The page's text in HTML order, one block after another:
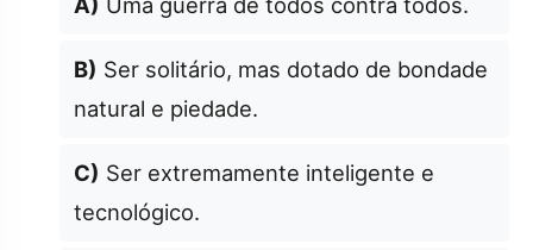
B) Ser solitário, mas dotado de bondade
natural e piedade.
C) Ser extremamente inteligente e
tecnológico.